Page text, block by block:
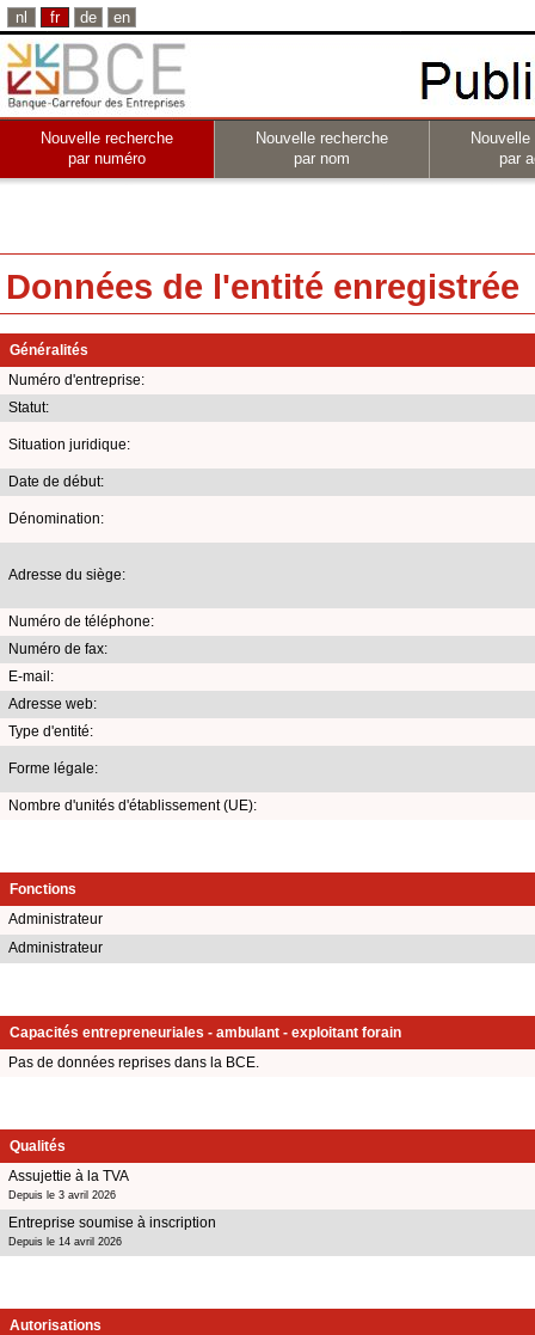
nl fr de en
Nouvelle recherche
par numéro
Nouvelle recherche
par nom
par
Données de l'entité enregistrée
Généralités
Numéro d'entreprise:
Statut:
Situation juridique:
Date de début:
Dénomination:
Adresse du siège:
Numéro de téléphone:
Numéro de fax:
E-mail:
Adresse web:
Type d'entité:
Forme légale:
Nombre d'unités d'établissement (UE):
Fonctions
Administrateur
Administrateur
Capacités entrepreneuriales - ambulant - exploitant forain
Pas de données reprises dans la BCE.
Qualités
Assujettie à la TVA
Depuis le 3 avril 2026
Entreprise soumise à inscription
Depuis le 14 avril 2026
Autorisations